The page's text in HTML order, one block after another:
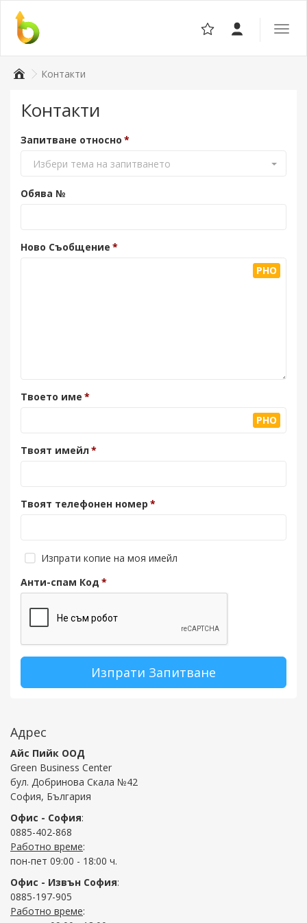
Контакти
Контакти
Запитване относно
Избери тема на запитването
Обява №
Ново Съобщение
PHO
Твоето име
PHO
Твоят имейл
Твоят телефонен номер
Изпрати копие на моя имейл
Анти-спам Код
Изпрати Запитване
Адрес
Айс Пийк ООД
Green Business Center
бул. Добринова Скала №42
София, България
Офис - София:
0885-402-868
Работно време:
пон-пет 09:00 - 18:00 ч.
Офис - Извън София:
0885-197-905
Работно време: